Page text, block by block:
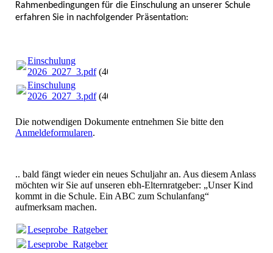
Rahmenbedingungen für die Einschulung an unserer Schule
erfahren Sie in nachfolgender Präsentation:
Einschulung
2026_2027_3.pdf(400.22KB)
Einschulung
2026_2027_3.pdf(400.22KB)
Die notwendigen Dokumente entnehmen Sie bitte den
Anmeldeformularen.
.. bald fängt wieder ein neues Schuljahr an. Aus diesem Anlass
möchten wir Sie auf unseren ebh-Elternratgeber: „Unser Kind
kommt in die Schule. Ein ABC zum Schulanfang“
aufmerksam machen.
Leseprobe_Ratgeber7.pdf
Leseprobe_Ratgeber7.pdf